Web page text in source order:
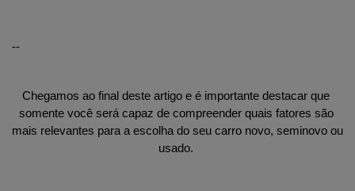
--
Chegamos ao final deste artigo e é importante destacar que
somente você será capaz de compreender quais fatores são
mais relevantes para a escolha do seu carro novo, seminovo ou
usado.